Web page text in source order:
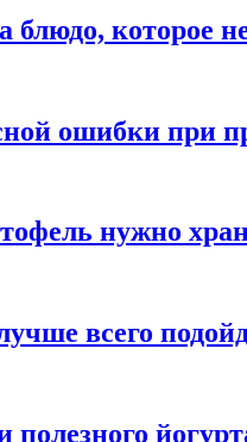
которое
ошибки при
нужно
всего
полезного